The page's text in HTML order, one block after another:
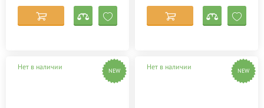
Нет в наличии NEW Нет в наличии NEW